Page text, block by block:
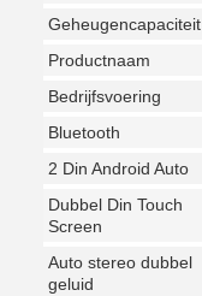
Geheugencapaciteit
Productnaam
Bedrijfsvoering
Bluetooth
2 Din Android Auto
Dubbel Din Touch
Screen
Auto stereo dubbel
geluid